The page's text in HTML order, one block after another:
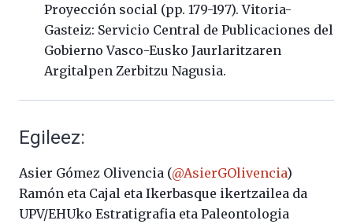
Proyección social (pp. 179-197). Vitoria-
Gasteiz: Servicio Central de Publicaciones del
Gobierno Vasco-Eusko Jaurlaritzaren
Argitalpen Zerbitzu Nagusia.
Egileez:
Asier Gómez Olivencia (@AsierGOlivencia)
Ramón eta Cajal eta Ikerbasque ikertzailea da
UPV/EHUko Estratigrafia eta Paleontologia